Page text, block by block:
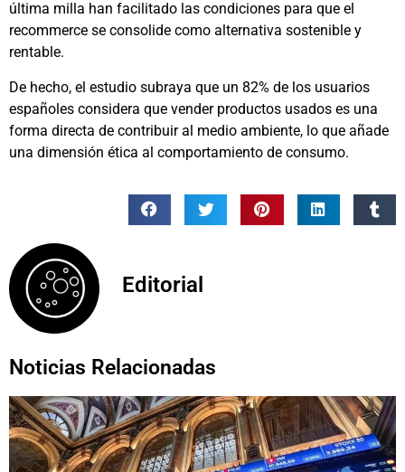
última milla han facilitado las condiciones para que el
recommerce se consolide como alternativa sostenible y
rentable.
De hecho, el estudio subraya que un 82% de los usuarios
españoles considera que vender productos usados es una
forma directa de contribuir al medio ambiente, lo que añade
una dimensión ética al comportamiento de consumo.
Editorial
Noticias Relacionadas